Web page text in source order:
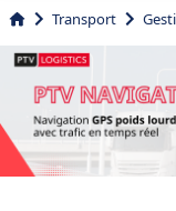
Transport